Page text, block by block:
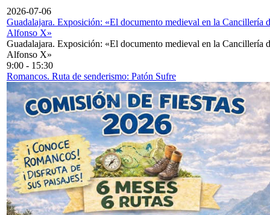
2026-07-06
Guadalajara. Exposición: «El documento medieval en la Cancillería
Alfonso X»
Guadalajara. Exposición: «El documento medieval en la Cancillería
Alfonso X»
9:00 - 15:30
Romancos. Ruta de senderismo: Patón Sufre